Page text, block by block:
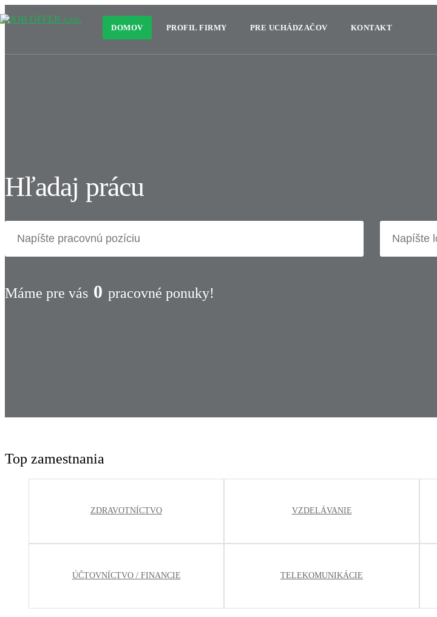
DOMOV PROFIL FIRMY PRE UCHÁDZAČOV KONTAKT
Hľadaj prácu
Máme pre vás 0 pracovné ponuky!
Top zamestnania
ZDRAVOTNÍCTVO VZDELÁVANIE
ÚČTOVNÍCTVO / FINANCIE TELEKOMUNIKÁCIE